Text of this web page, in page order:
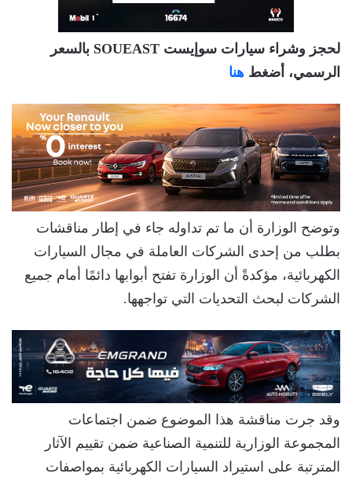
لحجز وشراء سيارات سوإيست SOUEAST بالسعر
الرسمي، أضغط هنا
وتوضح الوزارة أن ما تم تداوله جاء في إطار مناقشات
بطلب من إحدى الشركات العاملة في مجال السيارات
الكهربائية، مؤكدةً أن الوزارة تفتح أبوابها دائمًا أمام جميع
الشركات لبحث التحديات التي تواجهها.
وقد جرت مناقشة هذا الموضوع ضمن اجتماعات
المجموعة الوزارية للتنمية الصناعية ضمن تقييم الآثار
المترتبة على استيراد السيارات الكهربائية بمواصفات